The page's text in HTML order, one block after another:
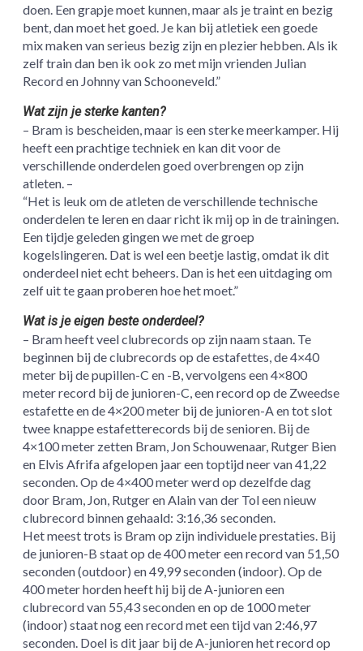
doen. Een grapje moet kunnen, maar als je traint en bezig
bent, dan moet het goed. Je kan bij atletiek een goede
mix maken van serieus bezig zijn en plezier hebben. Als ik
zelf train dan ben ik ook zo met mijn vrienden Julian
Record en Johnny van Schooneveld.”
Wat zijn je sterke kanten?
– Bram is bescheiden, maar is een sterke meerkamper. Hij
heeft een prachtige techniek en kan dit voor de
verschillende onderdelen goed overbrengen op zijn
atleten. –
“Het is leuk om de atleten de verschillende technische
onderdelen te leren en daar richt ik mij op in de trainingen.
Een tijdje geleden gingen we met de groep
kogelslingeren. Dat is wel een beetje lastig, omdat ik dit
onderdeel niet echt beheers. Dan is het een uitdaging om
zelf uit te gaan proberen hoe het moet.”
Wat is je eigen beste onderdeel?
– Bram heeft veel clubrecords op zijn naam staan. Te
beginnen bij de clubrecords op de estafettes, de 4×40
meter bij de pupillen-C en -B, vervolgens een 4×800
meter record bij de junioren-C, een record op de Zweedse
estafette en de 4×200 meter bij de junioren-A en tot slot
twee knappe estafetterecords bij de senioren. Bij de
4×100 meter zetten Bram, Jon Schouwenaar, Rutger Bien
en Elvis Afrifa afgelopen jaar een toptijd neer van 41,22
seconden. Op de 4×400 meter werd op dezelfde dag
door Bram, Jon, Rutger en Alain van der Tol een nieuw
clubrecord binnen gehaald: 3:16,36 seconden.
Het meest trots is Bram op zijn individuele prestaties. Bij
de junioren-B staat op de 400 meter een record van 51,50
seconden (outdoor) en 49,99 seconden (indoor). Op de
400 meter horden heeft hij bij de A-junioren een
clubrecord van 55,43 seconden en op de 1000 meter
(indoor) staat nog een record met een tijd van 2:46,97
seconden. Doel is dit jaar bij de A-junioren het record op